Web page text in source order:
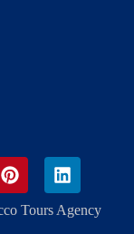
Tours Agency